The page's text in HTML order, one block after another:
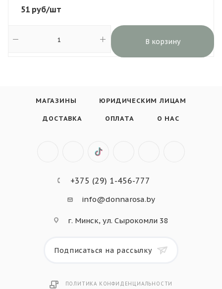
51 руб/шт
В корзину
МАГАЗИНЫ ЮРИДИЧЕСКИМ ЛИЦАМ
ДОСТАВКА ОПЛАТА О НАС
+375 (29) 1-456-777
info@donnarosa.by
г. Минск, ул. Сырокомли 38
Подписаться на рассылку
ПОЛИТИКА КОНФИДЕНЦИАЛЬНОСТИ